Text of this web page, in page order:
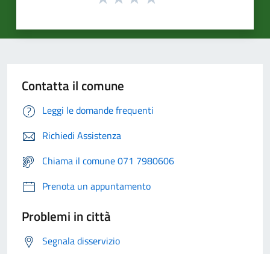
Contatta il comune
Leggi le domande frequenti
Richiedi Assistenza
Chiama il comune 071 7980606
Prenota un appuntamento
Problemi in città
Segnala disservizio